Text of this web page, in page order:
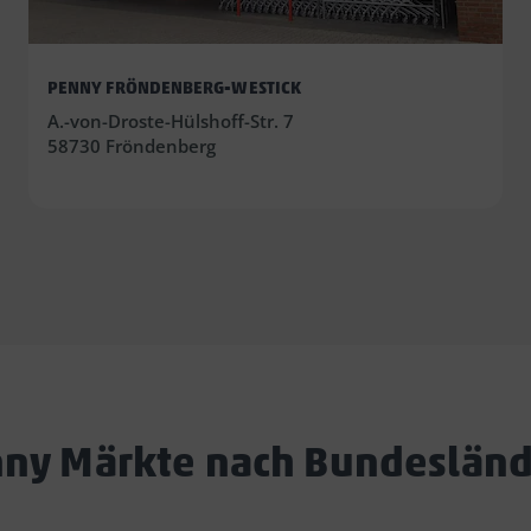
PENNY FRÖNDENBERG-WESTICK
A.-von-Droste-Hülshoff-Str. 7
58730 Fröndenberg
Märkte nach